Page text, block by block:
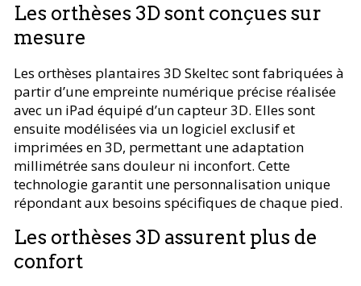
Les orthèses 3D sont conçues sur
mesure
Les orthèses plantaires 3D Skeltec sont fabriquées à
partir d’une empreinte numérique précise réalisée
avec un iPad équipé d’un capteur 3D. Elles sont
ensuite modélisées via un logiciel exclusif et
imprimées en 3D, permettant une adaptation
millimétrée sans douleur ni inconfort. Cette
technologie garantit une personnalisation unique
répondant aux besoins spécifiques de chaque pied.
Les orthèses 3D assurent plus de
confort